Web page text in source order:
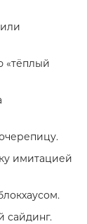
«тёплый
имитацией
сайдинг.